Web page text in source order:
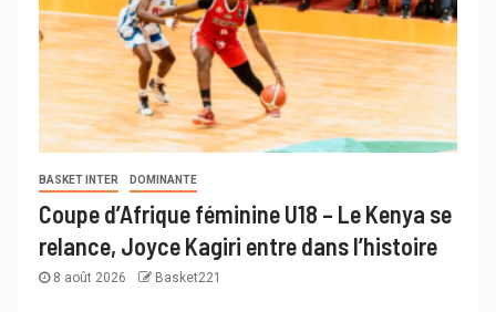
BASKET INTER DOMINANTE
Coupe d’Afrique féminine U18 – Le Kenya se
relance, Joyce Kagiri entre dans l’histoire
8 août 2026 Basket221